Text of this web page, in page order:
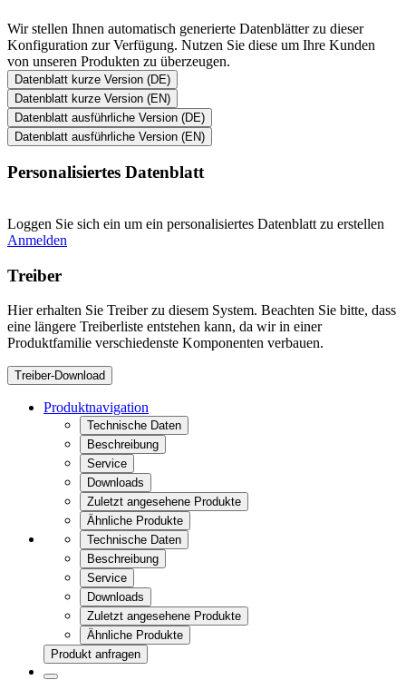
Wir stellen Ihnen automatisch generierte Datenblätter zu dieser
Konfiguration zur Verfügung. Nutzen Sie diese um Ihre Kunden
von unseren Produkten zu überzeugen.
Datenblatt kurze Version (DE)
Datenblatt kurze Version (EN)
Datenblatt ausführliche Version (DE)
Datenblatt ausführliche Version (EN)
Personalisiertes Datenblatt
Loggen Sie sich ein um ein personalisiertes Datenblatt zu erstellen
Anmelden
Treiber
Hier erhalten Sie Treiber zu diesem System. Beachten Sie bitte, dass
eine längere Treiberliste entstehen kann, da wir in einer
Produktfamilie verschiedenste Komponenten verbauen.
Treiber-Download
Produktnavigation
Technische Daten
Beschreibung
Service
Downloads
Zuletzt angesehene Produkte
Ähnliche Produkte
Technische Daten
Beschreibung
Service
Downloads
Zuletzt angesehene Produkte
Ähnliche Produkte
Produkt anfragen